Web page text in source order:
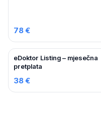
78 €
eDoktor Listing – mjesečna
pretplata
38 €